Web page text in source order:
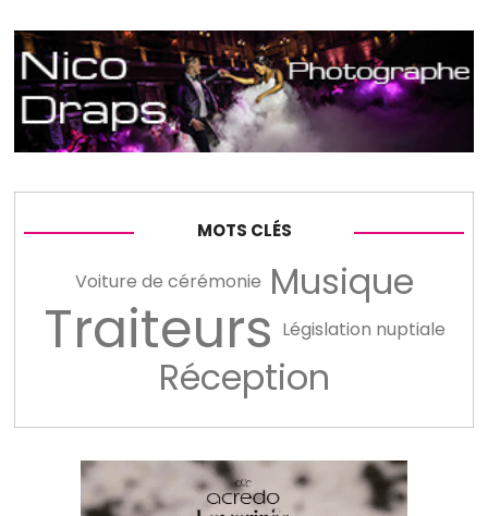
MOTS CLÉS
Voiture de cérémonie Musique
Traiteurs Législation nuptiale
Réception